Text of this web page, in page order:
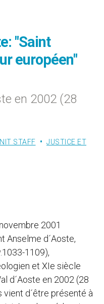
"Saint
européen"
en 2002 (28
STAFF
JUSTICE ET
2001
Anselme d´Aoste,
1109),
et XIe siècle
d´Aoste en 2002 (28
d´être présenté à